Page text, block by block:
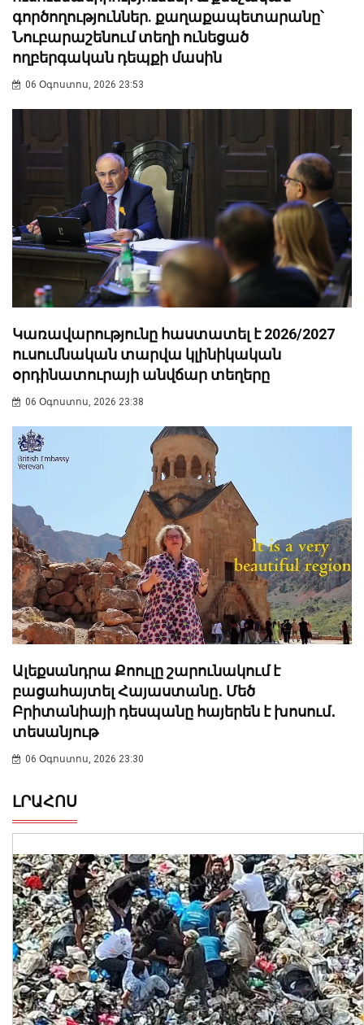
գործողություններ. քաղաքապետարանը՝
Նուբարաշենում տեղի ունեցած
ողբերգական դեպքի մասին
06 Օգոստոս, 2026 23:53
Կառավարությունը հաստատել է 2026/2027
ուսումնական տարվա կլինիկական
օրդինատուրայի անվճար տեղերը
06 Օգոստոս, 2026 23:38
Ալեքսանդրա Քոուլը շարունակում է
բացահայտել Հայաստանը․ Մեծ
Բրիտանիայի դեսպանը հայերեն է խոսում․
տեսանյութ
06 Օգոստոս, 2026 23:30
ԼՐԱՀՈՍ